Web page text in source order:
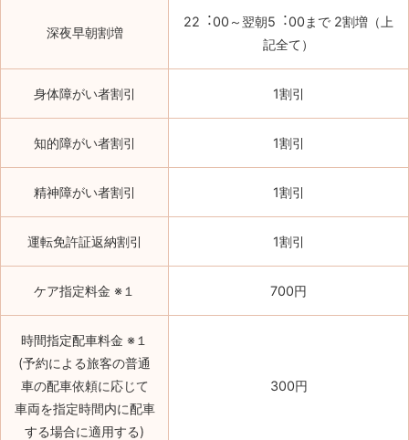
深夜早朝割増
22︓00～翌朝5︓00まで 2割増（上
記全て）
⾝体障がい者割引 1割引
知的障がい者割引 1割引
精神障がい者割引 1割引
運転免許証返納割引 1割引
ケア指定料金 ※１ 700円
時間指定配車料金 ※１
(予約による旅客の普通
車の配車依頼に応じて
車両を指定時間内に配車
する場合に適用する)
300円